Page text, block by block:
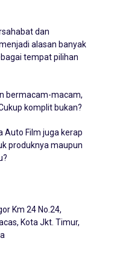
dan
alasan banyak
tempat pilihan
bermacam-macam,
komplit bukan?
Auto Film juga kerap
produknya maupun
Km 24 No.24,
Kota Jkt. Timur,